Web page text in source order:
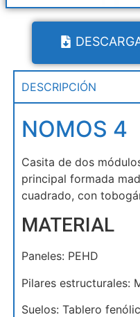
DESCRIPCIÓN
NOMOS 4
Casita de dos
principal formada
cuadrado, con
MATERIAL
Paneles: PEHD
Pilares estructurales:
Suelos: Tablero